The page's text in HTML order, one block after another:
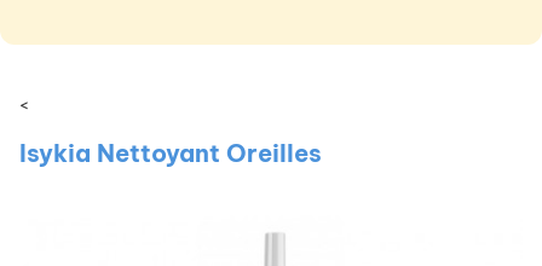
<
Isykia Nettoyant Oreilles